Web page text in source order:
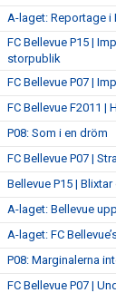
A-laget: Reportage i
FC Bellevue P15 |
storpublik
FC Bellevue P07 |
FC Bellevue F2011
P08: Som i en dröm
FC Bellevue P07 |
Bellevue P15 |
A-laget: Bellevue
A-laget: FC
P08: Marginalerna
FC Bellevue P07 |